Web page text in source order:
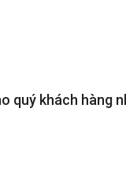
quý khách hàng